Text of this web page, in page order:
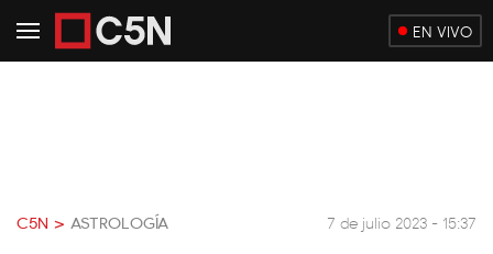
EN VIVO
C5N > ASTROLOGÍA 7 de julio 2023 - 15:37